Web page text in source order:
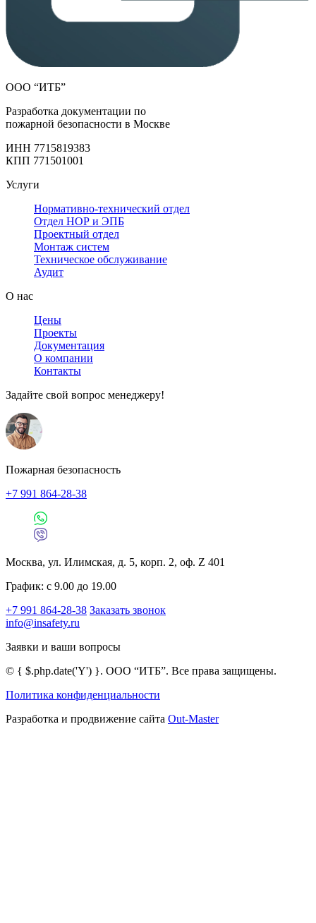
ООО “ИТБ”
Разработка документации по
пожарной безопасности в Москве
ИНН 7715819383
КПП 771501001
Услуги
Нормативно-технический отдел
Отдел НОР и ЭПБ
Проектный отдел
Монтаж систем
Техническое обслуживание
Аудит
О нас
Цены
Проекты
Документация
О компании
Контакты
Задайте свой вопрос менеджеру!
Пожарная безопасность
+7 991 864-28-38
Москва, ул. Илимская, д. 5, корп. 2, оф. Z 401
График: с 9.00 до 19.00
+7 991 864-28-38 Заказать звонок
info@insafety.ru
Заявки и ваши вопросы
© { $.php.date('Y') }. ООО “ИТБ”. Все права защищены.
Политика конфиденциальности
Разработка и продвижение сайта Out-Master